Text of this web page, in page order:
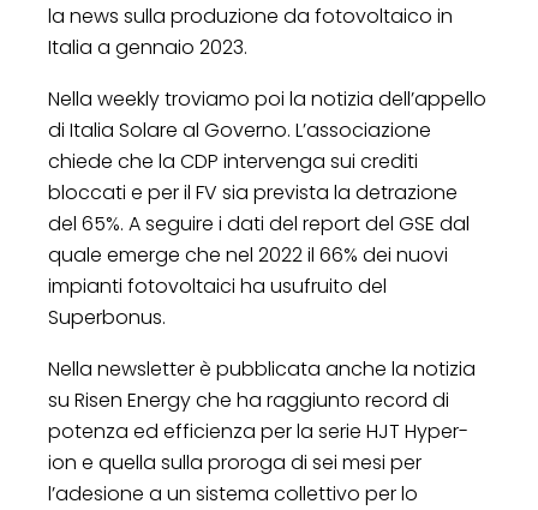
la news sulla produzione da fotovoltaico in
Italia a gennaio 2023.
Nella weekly troviamo poi la notizia dell’appello
di Italia Solare al Governo. L’associazione
chiede che la CDP intervenga sui crediti
bloccati e per il FV sia prevista la detrazione
del 65%. A seguire i dati del report del GSE dal
quale emerge che nel 2022 il 66% dei nuovi
impianti fotovoltaici ha usufruito del
Superbonus.
Nella newsletter è pubblicata anche la notizia
su Risen Energy che ha raggiunto record di
potenza ed efficienza per la serie HJT Hyper-
ion e quella sulla proroga di sei mesi per
l’adesione a un sistema collettivo per lo